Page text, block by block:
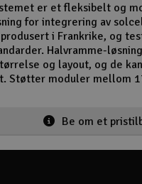
& byggesett
er et fleksibelt og
for integrering av
i Frankrike, og
Halvramme-
og layout, og de
Støtter moduler mellom
Be om et